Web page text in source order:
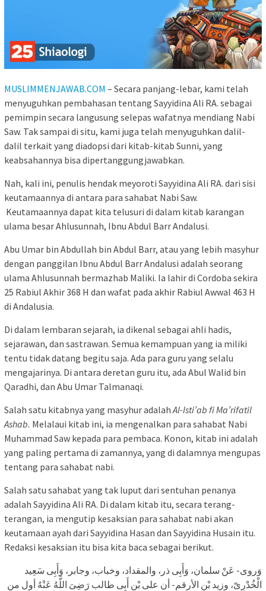
MUSLIMMENJAWAB.COM – Secara panjang-lebar, kami telah
menyuguhkan pembahasan tentang Sayyidina Ali RA. sebagai
pemimpin secara langusung selepas wafatnya mendiang Nabi
Saw. Tak sampai di situ, kami juga telah menyuguhkan dalil-
dalil terkait yang diadopsi dari kitab-kitab Sunni, yang
keabsahannya bisa dipertanggungjawabkan.
Nah, kali ini, penulis hendak meyoroti Sayyidina Ali RA. dari sisi
keutamaannya di antara para sahabat Nabi Saw.
Keutamaannya dapat kita telusuri di dalam kitab karangan
ulama besar Ahlusunnah, Ibnu Abdul Barr Andalusi.
Abu Umar bin Abdullah bin Abdul Barr, atau yang lebih masyhur
dengan panggilan Ibnu Abdul Barr Andalusi adalah seorang
ulama Ahlusunnah bermazhab Maliki. Ia lahir di Cordoba sekira
25 Rabiul Akhir 368 H dan wafat pada akhir Rabiul Awwal 463 H
di Andalusia.
Di dalam lembaran sejarah, ia dikenal sebagai ahli hadis,
sejarawan, dan sastrawan. Semua kemampuan yang ia miliki
tentu tidak datang begitu saja. Ada para guru yang selalu
mengajarinya. Di antara deretan guru itu, ada Abul Walid bin
Qaradhi, dan Abu Umar Talmanaqi.
Salah satu kitabnya yang masyhur adalah Al-Isti’ab fi Ma’rifatil
Ashab. Melalaui kitab ini, ia mengenalkan para sahabat Nabi
Muhammad Saw kepada para pembaca. Konon, kitab ini adalah
yang paling pertama di zamannya, yang di dalamnya mengupas
tentang para sahabat nabi.
Salah satu sahabat yang tak luput dari sentuhan penanya
adalah Sayyidina Ali RA. Di dalam kitab itu, secara terang-
terangan, ia mengutip kesaksian para sahabat nabi akan
keutamaan ayah dari Sayyidina Hasan dan Sayyidina Husain itu.
Redaksi kesaksian itu bisa kita baca sebagai berikut.
وَروى- عَنْ سلمان، وَأَبِی ذر، والمقداد، وخباب، وجابر، وَأَبِی سَعِید
الْخُدْرِیّ، وزید بْن الأرقم- أن علی بْن أَبِی طالب رَضِیَ اللَّهُ عَنْهُ أول من